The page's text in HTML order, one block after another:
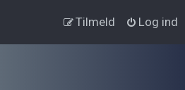
Log ind
Tilmeld